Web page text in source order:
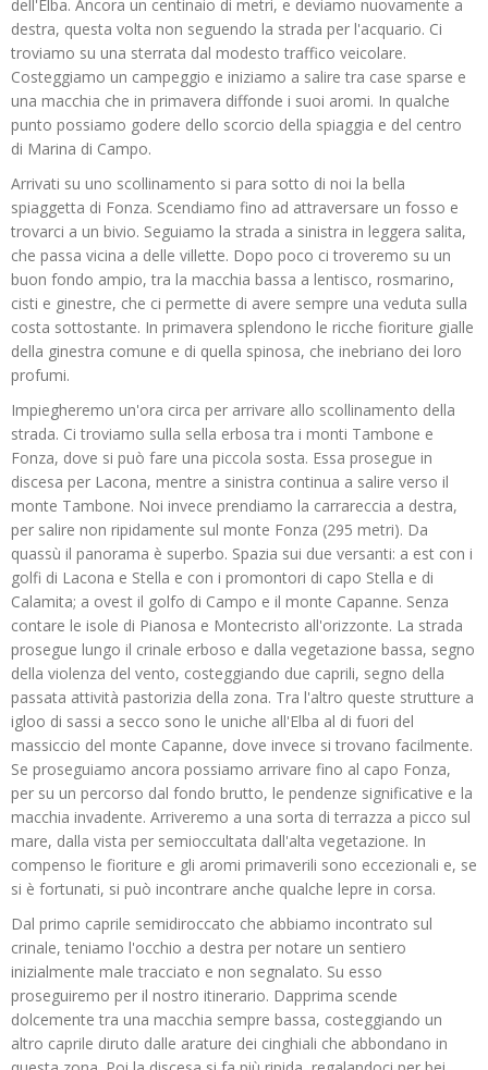
dell'Elba. Ancora un centinaio di metri, e deviamo nuovamente a
destra, questa volta non seguendo la strada per l'acquario. Ci
troviamo su una sterrata dal modesto traffico veicolare.
Costeggiamo un campeggio e iniziamo a salire tra case sparse e
una macchia che in primavera diffonde i suoi aromi. In qualche
punto possiamo godere dello scorcio della spiaggia e del centro
di Marina di Campo.
Arrivati su uno scollinamento si para sotto di noi la bella
spiaggetta di Fonza. Scendiamo fino ad attraversare un fosso e
trovarci a un bivio. Seguiamo la strada a sinistra in leggera salita,
che passa vicina a delle villette. Dopo poco ci troveremo su un
buon fondo ampio, tra la macchia bassa a lentisco, rosmarino,
cisti e ginestre, che ci permette di avere sempre una veduta sulla
costa sottostante. In primavera splendono le ricche fioriture gialle
della ginestra comune e di quella spinosa, che inebriano dei loro
profumi.
Impiegheremo un'ora circa per arrivare allo scollinamento della
strada. Ci troviamo sulla sella erbosa tra i monti Tambone e
Fonza, dove si può fare una piccola sosta. Essa prosegue in
discesa per Lacona, mentre a sinistra continua a salire verso il
monte Tambone. Noi invece prendiamo la carrareccia a destra,
per salire non ripidamente sul monte Fonza (295 metri). Da
quassù il panorama è superbo. Spazia sui due versanti: a est con i
golfi di Lacona e Stella e con i promontori di capo Stella e di
Calamita; a ovest il golfo di Campo e il monte Capanne. Senza
contare le isole di Pianosa e Montecristo all'orizzonte. La strada
prosegue lungo il crinale erboso e dalla vegetazione bassa, segno
della violenza del vento, costeggiando due caprili, segno della
passata attività pastorizia della zona. Tra l'altro queste strutture a
igloo di sassi a secco sono le uniche all'Elba al di fuori del
massiccio del monte Capanne, dove invece si trovano facilmente.
Se proseguiamo ancora possiamo arrivare fino al capo Fonza,
per su un percorso dal fondo brutto, le pendenze significative e la
macchia invadente. Arriveremo a una sorta di terrazza a picco sul
mare, dalla vista per semioccultata dall'alta vegetazione. In
compenso le fioriture e gli aromi primaverili sono eccezionali e, se
si è fortunati, si può incontrare anche qualche lepre in corsa.
Dal primo caprile semidiroccato che abbiamo incontrato sul
crinale, teniamo l'occhio a destra per notare un sentiero
inizialmente male tracciato e non segnalato. Su esso
proseguiremo per il nostro itinerario. Dapprima scende
dolcemente tra una macchia sempre bassa, costeggiando un
altro caprile diruto dalle arature dei cinghiali che abbondano in